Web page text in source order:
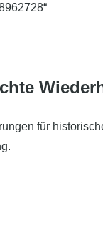
für